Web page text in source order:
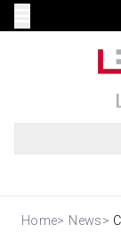
Home> News>